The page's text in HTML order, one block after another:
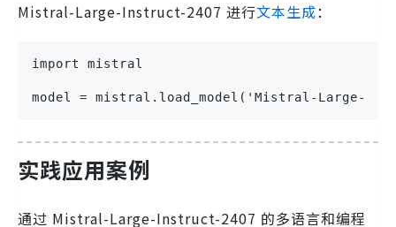
Mistral-Large-Instruct-2407 进行文本生成：
import mistral
model = mistral.load_model('Mistral-Large-
实践应用案例
通过 Mistral-Large-Instruct-2407 的多语言和编程